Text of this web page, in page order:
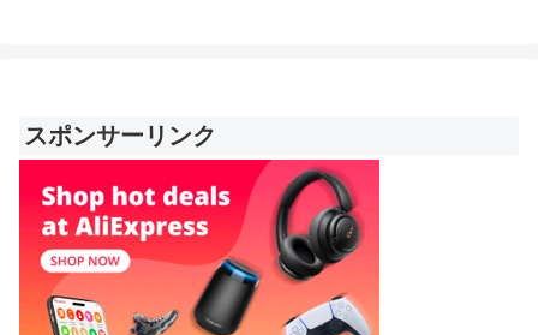
スポンサーリンク